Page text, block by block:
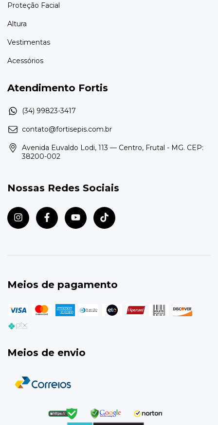
Proteção Facial
Altura
Vestimentas
Acessórios
Atendimento Fortis
contato@fortisepis.com.br
Avenida Euvaldo Lodi, 113 — Centro, Frutal - MG. CEP:
38200-002
Nossas Redes Sociais
Meios de pagamento
Meios de envio